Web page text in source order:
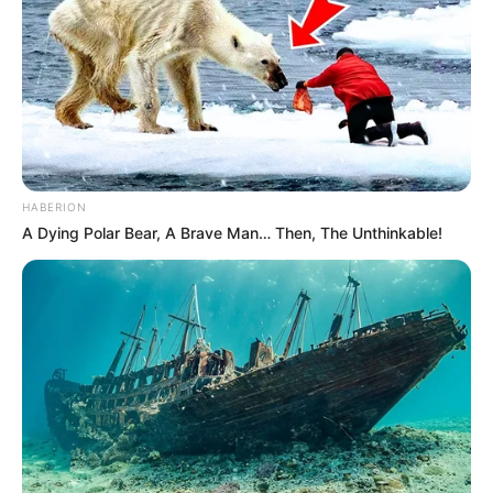
Bilan de la Base Quinté et statistiques des
courses PMU d’Obstacles
Retrouvez les statistiques vérités de la sélection presse.
Sans oublier le Bilan journalier de la
Base Quinté PMU
accessible sur la page des statspour les courses
d’Obstacles.
A quelle fréquence la Base Turf et le Cheval
Gagnant sont-ils affichés ?
La base turf incontournable et le Cheval du jour sont
proposés du lundi au dimanche inclus. Soit une fréquence
de 365 jours/an n’hésitez pas à partager l’info et merci à
vous. Que ce soit sur Twitter, Facebook ou autre, peu
HABERION
A Dying Polar Bear, A Brave Man… Then, The Unthinkable!